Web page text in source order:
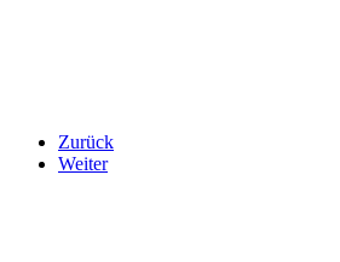
Zurück
Weiter